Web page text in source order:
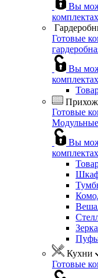
Вы
Готовые
Вы
Готовые
Вы
Пуфы
Кухни
Готовые